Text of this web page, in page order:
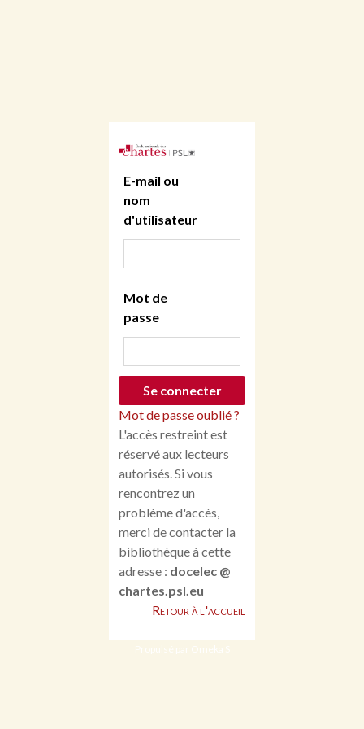
E-mail ou
nom
d'utilisateur
Mot de
passe
Mot de passe oublié ?
L'accès restreint est
réservé aux lecteurs
autorisés. Si vous
rencontrez un
problème d'accès,
merci de contacter la
bibliothèque à cette
adresse : docelec @
chartes.psl.eu
Retour à l'accueil
Propulsé par Omeka S